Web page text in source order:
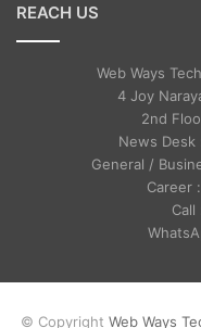
REACH US
Web Ways
4 Joy
2nd
News Desk
General /
Career
Call
© Copyright Web Ways